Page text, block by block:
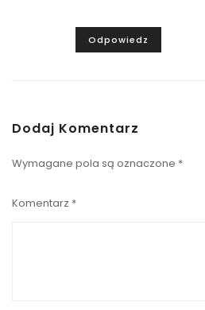
Odpowiedz
Dodaj Komentarz
Wymagane pola są oznaczone *
Komentarz *